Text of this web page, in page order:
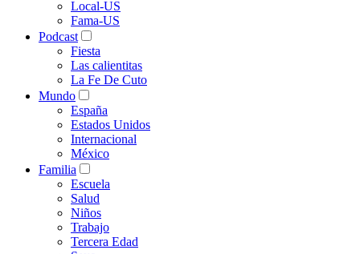
Local-US
Fama-US
Podcast
Fiesta
Las calientitas
La Fe De Cuto
Mundo
España
Estados Unidos
Internacional
México
Familia
Escuela
Salud
Niños
Trabajo
Tercera Edad